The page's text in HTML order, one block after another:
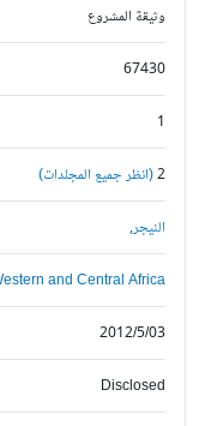
وثيقة المشروع
67430
(انظر جميع المجلدات)
النيجر,
Western and Central Africa,
2012/5/03
Disclosed